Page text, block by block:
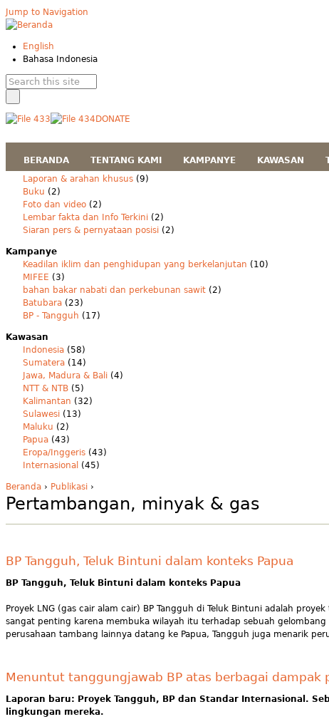
Jump to Navigation
English
Bahasa Indonesia
DONATE
BERANDA TENTANG KAMI KAMPANYE KAWASAN
Laporan & arahan khusus (9)
Buku (2)
Foto dan video (2)
Lembar fakta dan Info Terkini (2)
Siaran pers & pernyataan posisi (2)
Kampanye
Keadilan iklim dan penghidupan yang berkelanjutan (10)
MIFEE (3)
bahan bakar nabati dan perkebunan sawit (2)
Batubara (23)
BP - Tangguh (17)
Kawasan
Indonesia (58)
Sumatera (14)
Jawa, Madura & Bali (4)
NTT & NTB (5)
Kalimantan (32)
Sulawesi (13)
Maluku (2)
Papua (43)
Eropa/Inggeris (43)
Internasional (45)
Beranda › Publikasi ›
Pertambangan, minyak & gas
BP Tangguh, Teluk Bintuni dalam konteks Papua
BP Tangguh, Teluk Bintuni dalam konteks Papua
Proyek LNG (gas cair alam cair) BP Tangguh di Teluk Bintuni adalah
sangat penting karena membuka wilayah itu terhadap sebuah
perusahaan tambang lainnya datang ke Papua, Tangguh juga menarik
Menuntut tanggungjawab BP atas berbagai dampak
Laporan baru: Proyek Tangguh, BP dan Standar Internasional.
lingkungan mereka.